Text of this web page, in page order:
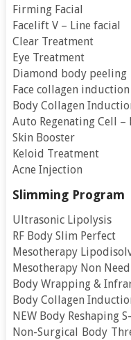
Firming Facial
Facelift V – Line facial
Clear Treatment
Eye Treatment
Diamond body peeling
Face collagen induction
Body Collagen
Auto Regenating Cell –
Skin Booster
Keloid Treatment
Acne Injection
Slimming Program
Ultrasonic Lipolysis
RF Body Slim Perfect
Mesotherapy
Mesotherapy Non
Body Wrapping &
Body Collagen
NEW Body Reshaping
Non-Surgical Body